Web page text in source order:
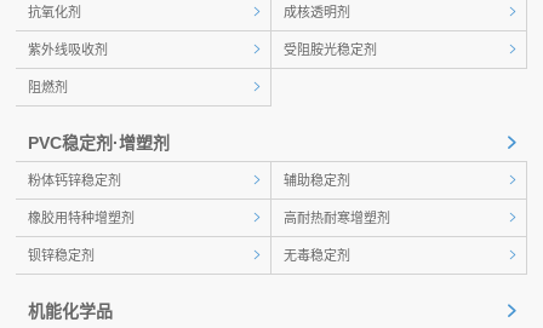
抗氧化剂 成核透明剂
紫外线吸收剂 受阻胺光稳定剂
阻燃剂
PVC稳定剂·增塑剂
粉体钙锌稳定剂 辅助稳定剂
橡胶用特种增塑剂 高耐热耐寒增塑剂
钡锌稳定剂 无毒稳定剂
机能化学品